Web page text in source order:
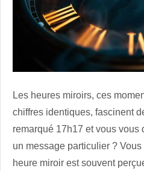
Les heures miroirs, ces
chiffres identiques, fascinent
remarqué 17h17 et vous vous
un message particulier ? Vous
heure miroir est souvent